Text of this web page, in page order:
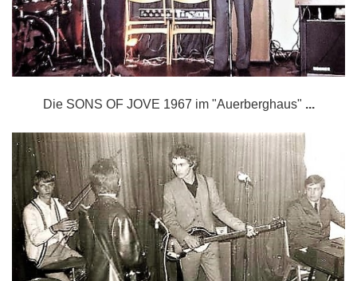
Die SONS OF JOVE 1967 im "Auerberghaus" ...